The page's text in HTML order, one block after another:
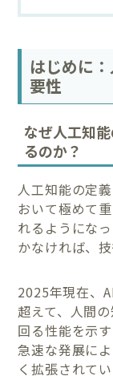
はじめに
要性
なぜ人工知
るのか？
人工知能の定
おいて極めて
れるようにな
かなければ、
2025年現在、
超えて、人間
回る性能を示
急速な発展に
く拡張されてい